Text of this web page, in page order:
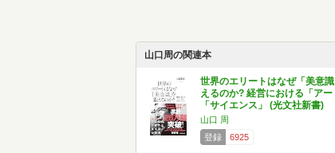
山口周の関連本
世界のエリートはなぜ「美意
えるのか? 経営における「アー
「サイエンス」 (光文社新書)
山口 周
登録
6925